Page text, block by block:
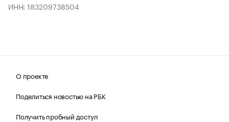
ИНН: 183209738504
О проекте
Поделиться новостью на РБК
Получить пробный доступ